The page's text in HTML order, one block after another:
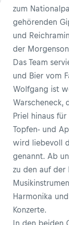
zum
gehörenden
und
der
Das Team
und Bier vom
Wolfgang ist
Warscheneck,
Priel hinaus
Topfen- und
wird liebevoll
genannt. Ab
zu den auf der
Harmonika
Konzerte.
In den beiden